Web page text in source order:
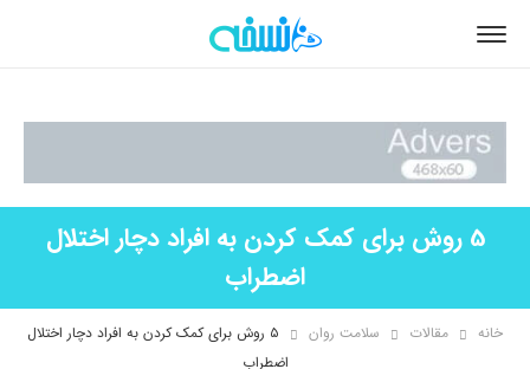
5 روش برای کمک کردن به افراد دچار اختلال
اضطراب
خانه مقالات سلامت روان
۵ روش برای کمک کردن به افراد دچار اختلال
اضطراب